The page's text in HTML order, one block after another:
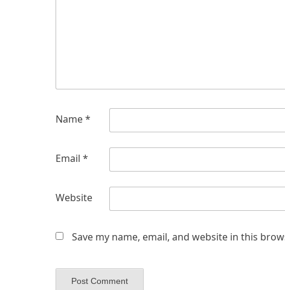
Name*
Email *
Website
Save my name, email, and website in this